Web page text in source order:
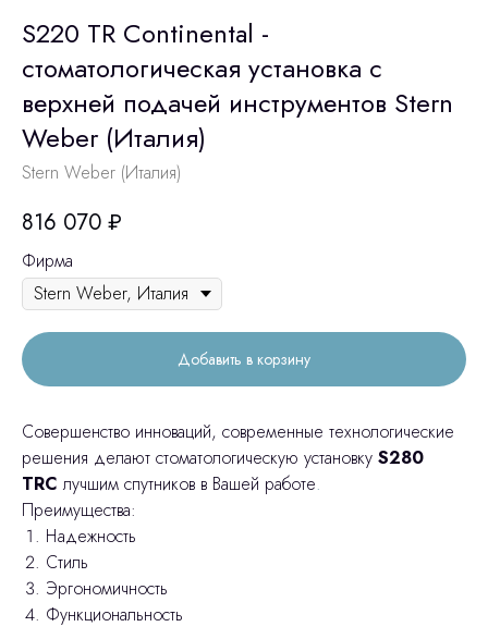
S220 TR Continental -
стоматологическая установка с
верхней подачей инструментов Stern
Weber (Италия)
Stern Weber (Италия)
816 070 ₽
Фирма
Добавить в корзину
Совершенство инноваций, современные технологические
решения делают стоматологическую установку S280
TRC лучшим спутников в Вашей работе.
Преимущества:
Надежность
Стиль
Эргономичность
Функциональность